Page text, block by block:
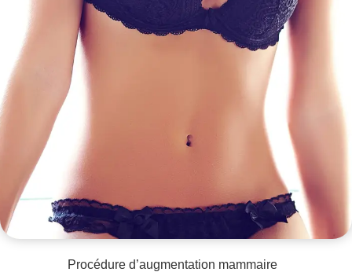
Procédure d’augmentation mammaire